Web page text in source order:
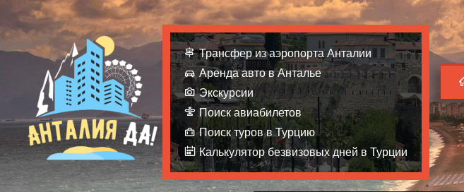
Трансфер из аэропорта Анталии
Аренда авто в Анталье
Экскурсии
Поиск авиабилетов
Поиск туров в Турцию
Калькулятор безвизовых дней в Турции